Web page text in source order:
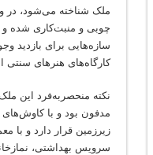
ملک شناخته می‌شود، در
چوبی و منبت‌کاری شده و
سازه‌هایی برای بازدید
کارگاه‌های هنرهای
نکته منحصربه‌فرد این
زیرزمین قرار دارد و با
سرویس بهداشتی،